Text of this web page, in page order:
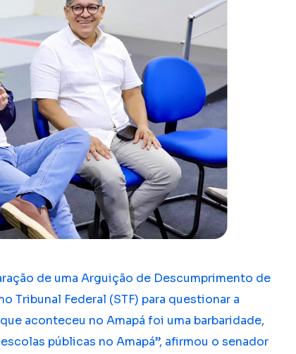
de uma Arguição de Descumprimento de
Tribunal Federal (STF) para questionar a
aconteceu no Amapá foi uma barbaridade,
públicas no Amapá”, afirmou o senador